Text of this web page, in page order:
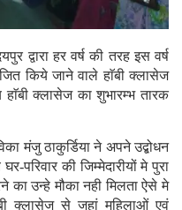
द्वारा हर वर्ष की तरह इस वर्ष
किये जाने वाले हाॅबी क्लासेज
हाॅबी क्लासेज का शुभारम्भ तारक
मंजु ठाकुर्डिया ने अपने उद्बोधन
परिवार की जिम्मेदारीयों मे पुरा
का उन्हे मौका नही मिलता ऐसे मे
क्लासेज से जहां महिलाओं एवं